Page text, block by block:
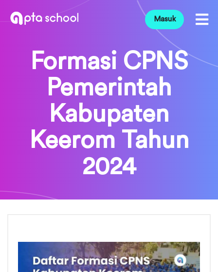
Masuk
Formasi CPNS
Pemerintah
Kabupaten
Keerom Tahun
2024